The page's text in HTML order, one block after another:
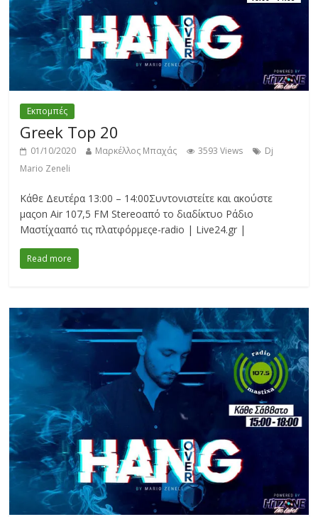
Εκπομπές
Greek Top 20
01/10/2020 Μαρκέλλος Μπαχάς 3593 Views
Dj
Mario Zeneli
Κάθε Δευτέρα 13:00 – 14:00Συντονιστείτε και ακούστε
μαςon Air 107,5 FM Stereoαπό το διαδίκτυο Ράδιο
Μαστίχααπό τις πλατφόρμεςe-radio | Live24.gr |
Read more